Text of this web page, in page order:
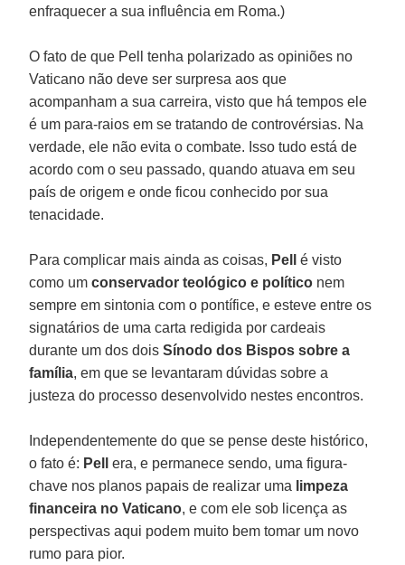
enfraquecer a sua influência em Roma.)
O fato de que Pell tenha polarizado as opiniões no
Vaticano não deve ser surpresa aos que
acompanham a sua carreira, visto que há tempos ele
é um para-raios em se tratando de controvérsias. Na
verdade, ele não evita o combate. Isso tudo está de
acordo com o seu passado, quando atuava em seu
país de origem e onde ficou conhecido por sua
tenacidade.
Para complicar mais ainda as coisas, Pell
é visto
como um conservador teológico e político nem
sempre em sintonia com o pontífice, e esteve entre os
signatários de uma carta redigida por cardeais
durante um dos doisSínodo dos Bispos sobre a
família, em que se levantaram dúvidas sobre a
justeza do processo desenvolvido nestes encontros.
Independentemente do que se pense deste histórico,
o fato é: Pell
era, e permanece sendo, uma figura-
chave nos planos papais de realizar uma limpeza
financeira no Vaticano, e com ele sob licença as
perspectivas aqui podem muito bem tomar um novo
rumo para pior.